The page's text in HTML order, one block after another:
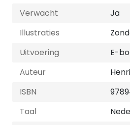
Verwacht
Ja
Illustraties
Uitvoering
E-
Auteur
ISBN
Taal